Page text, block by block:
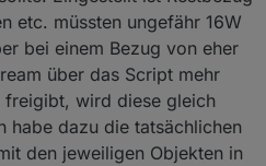
etc. müssten ungefähr 16W
bei einem Bezug von eher
über das Script mehr
wird diese gleich
habe dazu die tatsächlichen
den jeweiligen Objekten in